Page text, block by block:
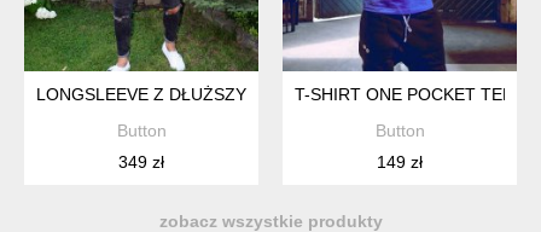
LONGSLEEVE Z DŁUŻSZYM TYŁEM UNISEX BLACK CZARNY
Button
349 zł
T-SHIRT ONE POCKET TEE
Button
149 zł
zobacz wszystkie produkty